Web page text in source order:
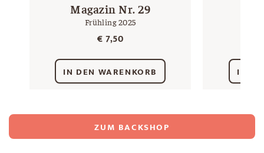
Magazin Nr. 29
Frühling 2025
€7,50
IN DEN WARENKORB IN
ZUM BACKSHOP